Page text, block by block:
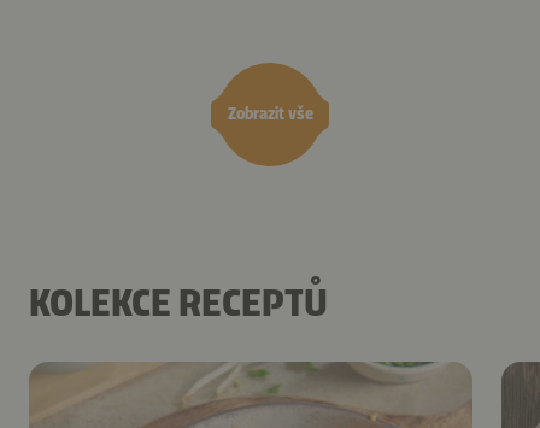
Zobrazit vše
horkovzdušné
fritéze.
KOLEKCE RECEPTŮ